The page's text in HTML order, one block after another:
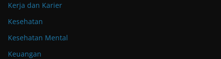
Kerja dan Karier
Kesehatan
Kesehatan Mental
Keuangan